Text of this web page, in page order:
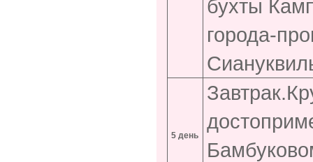
бухты
города-
5 день